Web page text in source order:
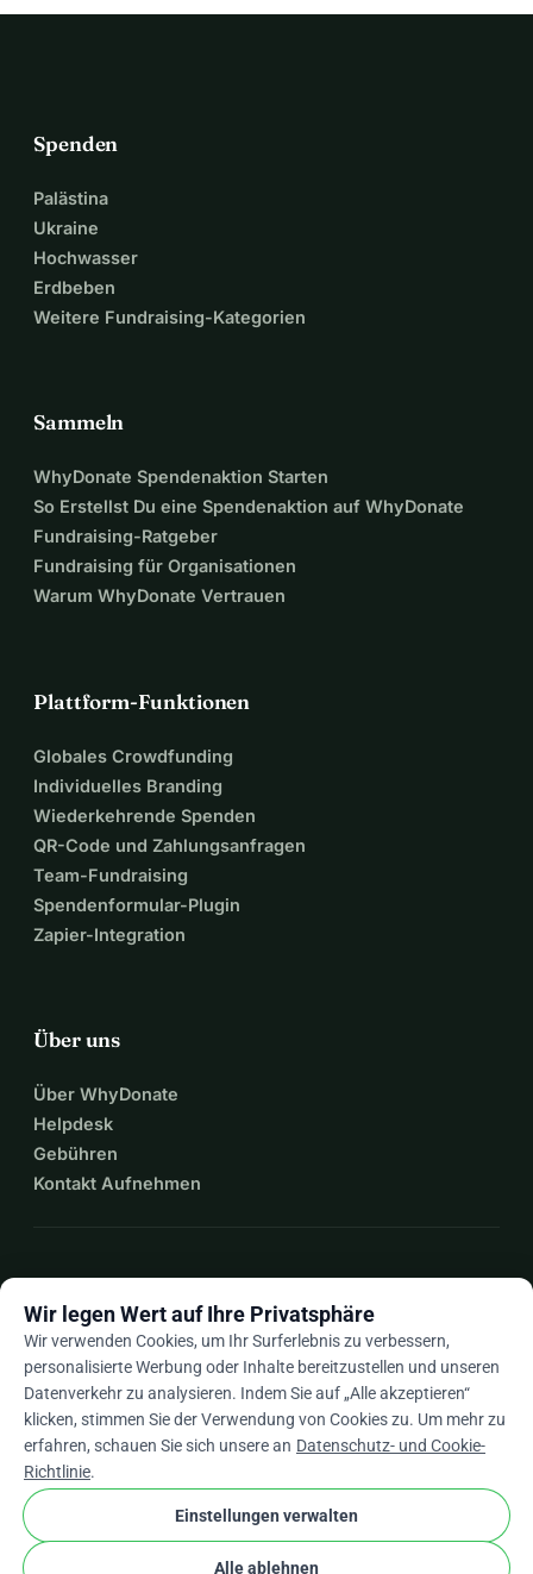
Spenden
Palästina
Ukraine
Hochwasser
Erdbeben
Weitere Fundraising-Kategorien
Sammeln
WhyDonate Spendenaktion Starten
So Erstellst Du eine Spendenaktion auf WhyDonate
Fundraising-Ratgeber
Fundraising für Organisationen
Warum WhyDonate Vertrauen
Plattform-Funktionen
Globales Crowdfunding
Individuelles Branding
Wiederkehrende Spenden
QR-Code und Zahlungsanfragen
Team-Fundraising
Spendenformular-Plugin
Zapier-Integration
Über uns
Über WhyDonate
Helpdesk
Gebühren
Kontakt Aufnehmen
Dearrow_drop_down
★★★★★4,9 / 5 basierend auf 500+ Bewertungen
WhyDonateDatenschutz und Cookies
Wir legen Wert auf Ihre Privatsphäre
Wir verwenden Cookies, um Ihr Surferlebnis zu verbessern,
personalisierte Werbung oder Inhalte bereitzustellen und unseren
Datenverkehr zu analysieren. Indem Sie auf „Alle akzeptieren“
klicken, stimmen Sie der Verwendung von Cookies zu. Um mehr zu
erfahren, schauen Sie sich unsere an Datenschutz- und Cookie-
Richtlinie.
Einstellungen verwalten
Alle ablehnen